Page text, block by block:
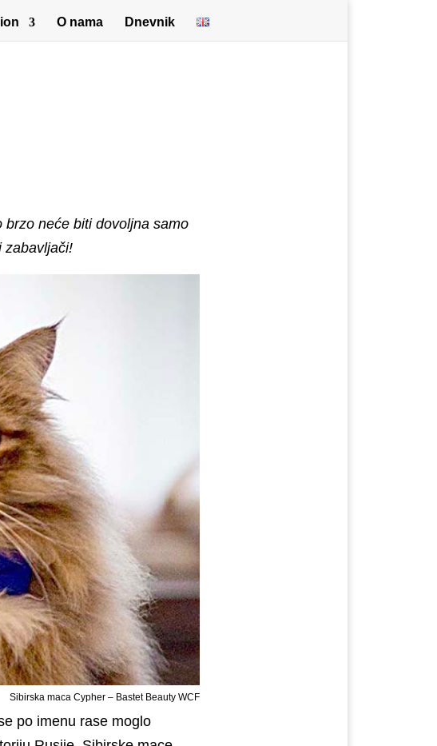
O nama Dnevnik
neće biti dovoljna samo
zabavljači!
Sibirska maca Cypher – Bastet Beauty WCF
po imenu rase moglo